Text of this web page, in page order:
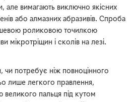
але вимагають виключно якісних
або алмазних абразивів. Спроба
роликовою точилкою
мікротріщин і сколів на лезі.
потребує ніж повноцінного
лише легкого правлення,
великого пальця під кутом